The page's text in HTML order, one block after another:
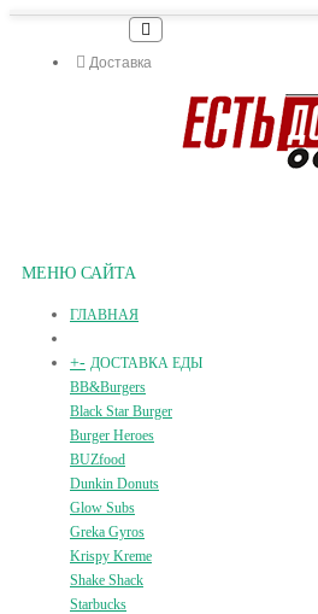
Доставка
МЕНЮ САЙТА
ГЛАВНАЯ
+- ДОСТАВКА ЕДЫ
BB&Burgers
Black Star Burger
Burger Heroes
BUZfood
Dunkin Donuts
Glow Subs
Greka Gyros
Krispy Kreme
Shake Shack
Starbucks